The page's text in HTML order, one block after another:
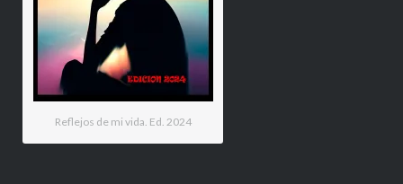
Reflejos de mi vida. Ed. 2024